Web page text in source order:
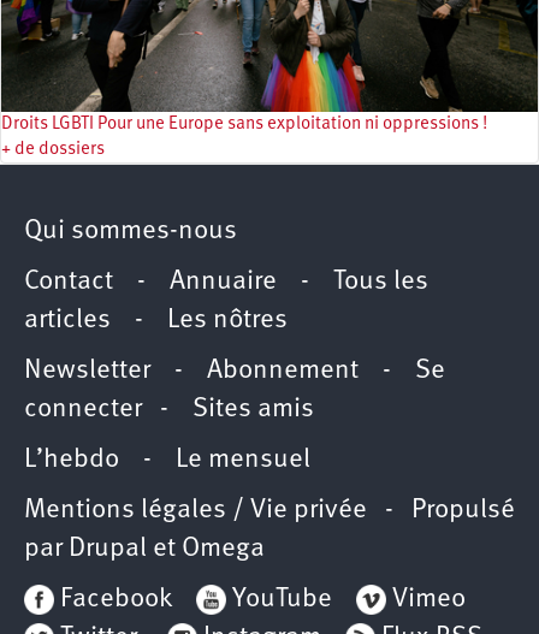
Droits LGBTI Pour une Europe sans exploitation ni oppressions !
+ de dossiers
Qui sommes-nous
Contact - Annuaire -
Tous les
articles - Les nôtres
Newsletter- Abonnement - Se
connecter- Sites amis
L’hebdo - Le mensuel
Mentions légales / Vie privée - Propulsé
par Drupal et Omega
Facebook
YouTube
Vimeo